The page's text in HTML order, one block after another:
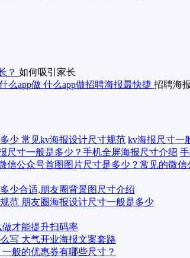
？ 如何吸引家长
么app做 什么app做招聘海报最快捷 招聘海
kv海报尺寸一
少合适,朋友圈背景图尺寸介绍
范 朋友圈海报设计尺寸一般是多少
才能提升扫码率
写 大气开业海报文案套路
般的优惠券有哪些尺寸？